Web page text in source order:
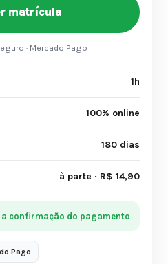
matrícula
· Mercado Pago
1h
100% online
180 dias
à parte · R$ 14,90
confirmação do pagamento
Pago